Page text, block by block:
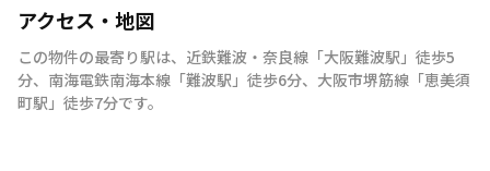
アクセス・地図
この物件の最寄り駅は、 近鉄難波・奈良線 「大阪難波駅 」 徒歩5
分、 南海電鉄南海本線 「難波駅 」 徒歩6分、 大阪市堺筋線 「恵美須
町駅 」 徒歩7分です。